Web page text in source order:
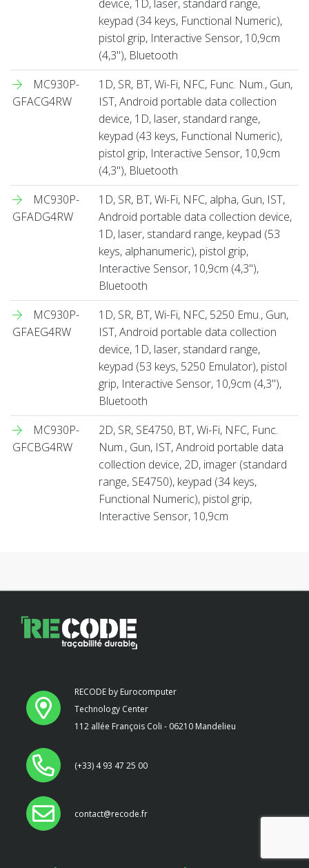
device, 1D, laser, standard range,
keypad (34 keys, Functional Numeric),
pistol grip, Interactive Sensor, 10,9cm
(4,3''), Bluetooth
MC930P-
GFACG4RW
1D, SR, BT, Wi-Fi, NFC, Func. Num., Gun,
IST, Android portable data collection
device, 1D, laser, standard range,
keypad (43 keys, Functional Numeric),
pistol grip, Interactive Sensor, 10,9cm
(4,3''), Bluetooth
MC930P-
GFADG4RW
1D, SR, BT, Wi-Fi, NFC, alpha, Gun, IST,
Android portable data collection device,
1D, laser, standard range, keypad (53
keys, alphanumeric), pistol grip,
Interactive Sensor, 10,9cm (4,3''),
Bluetooth
MC930P-
GFAEG4RW
1D, SR, BT, Wi-Fi, NFC, 5250 Emu., Gun,
IST, Android portable data collection
device, 1D, laser, standard range,
keypad (53 keys, 5250 Emulator), pistol
grip, Interactive Sensor, 10,9cm (4,3''),
Bluetooth
MC930P-
GFCBG4RW
2D, SR, SE4750, BT, Wi-Fi, NFC, Func.
Num., Gun, IST, Android portable data
collection device, 2D, imager (standard
range, SE4750), keypad (34 keys,
Functional Numeric), pistol grip,
Interactive Sensor, 10,9cm
RECODE by Eurocomputer
Technology Center
112 allée François Coli - 06210 Mandelieu
(+33) 4 93 47 25 00
contact@recode.fr